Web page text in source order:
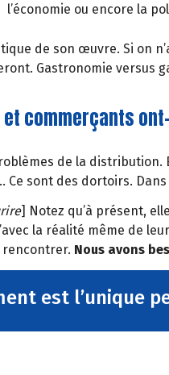
l’économie ou encore la
de son œuvre. Si on
Gastronomie versus
commerçants
de la
sont des dortoirs.
] Notez qu’à présent,
la réalité même de
rencontrer. Nous avons
est l’unique